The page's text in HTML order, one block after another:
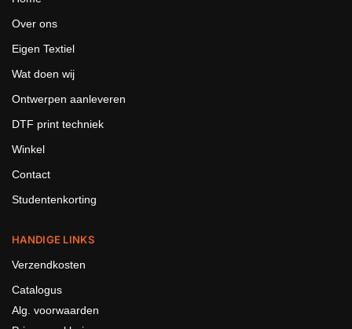
Over ons
Eigen Textiel
Wat doen wij
Ontwerpen aanleveren
DTF print techniek
Winkel
Contact
Studentenkorting
HANDIGE LINKS
Verzendkosten
Catalogus
Alg. voorwaarden